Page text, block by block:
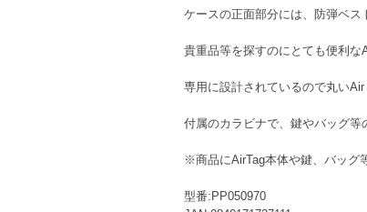
ケースの正面部分には、防弾ベ
貴重品等を探すのにとても便利な
専用に設計されているので丸い
付属のカラビナで、鍵やバッグ等
※商品にAirTag本体や鍵、バッグ
型番:PP050970